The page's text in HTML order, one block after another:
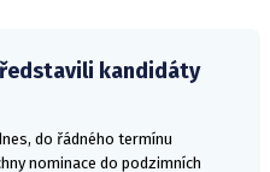
kandidáty
do řádného termínu
nominace do podzimních